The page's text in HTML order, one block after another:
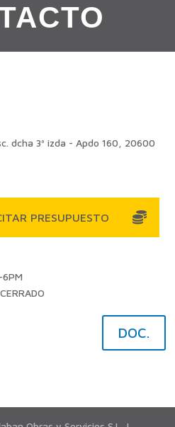
dcha 3ª izda - Apdo 160, 20600
DOC.